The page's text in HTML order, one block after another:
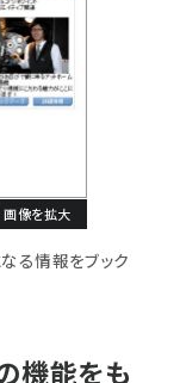
る情報をブック
機能をも